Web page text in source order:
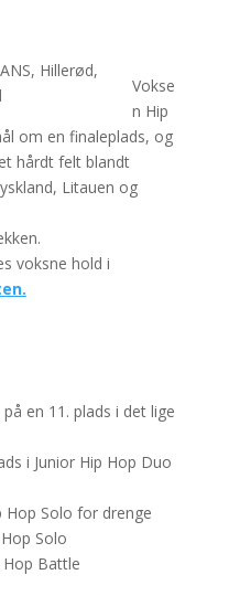
Vokse
n Hip
om en finaleplads, og
hårdt felt blandt
Litauen og
voksne hold i
en 11. plads i det lige
i Junior Hip Hop Duo
Hop Solo for drenge
Solo
Hop Battle